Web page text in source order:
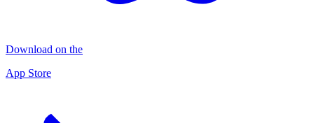
Download on the
App Store